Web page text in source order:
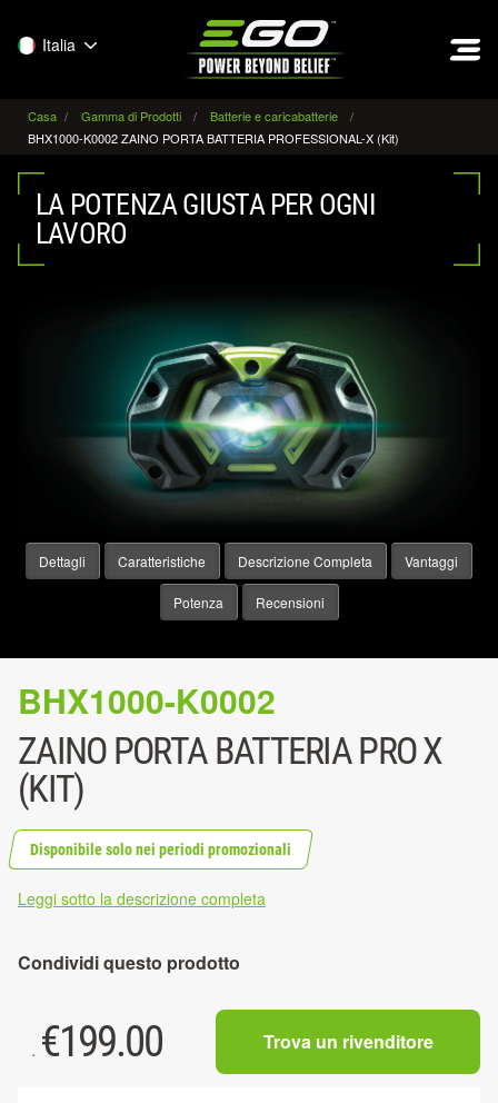
Italia
Casa Gamma di Prodotti
Batterie e caricabatterie
BHX1000-K0002 ZAINO PORTA BATTERIA PROFESSIONAL-X (Kit)
LA POTENZA GIUSTA PER OGNI
LAVORO
Dettagli Caratteristiche Descrizione Completa Vantaggi
Potenza Recensioni
BHX1000-K0002
ZAINO PORTA BATTERIA PRO X
(KIT)
Disponibile solo nei periodi promozionali
Leggi sotto la descrizione completa
Condividi questo prodotto
. €199.00 Trova un rivenditore